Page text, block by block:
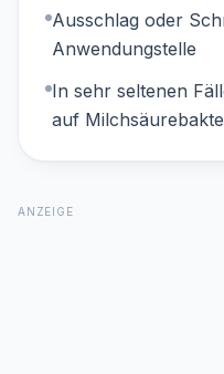
Ausschlag oder
Anwendungstelle
In sehr seltenen
auf
ANZEIGE